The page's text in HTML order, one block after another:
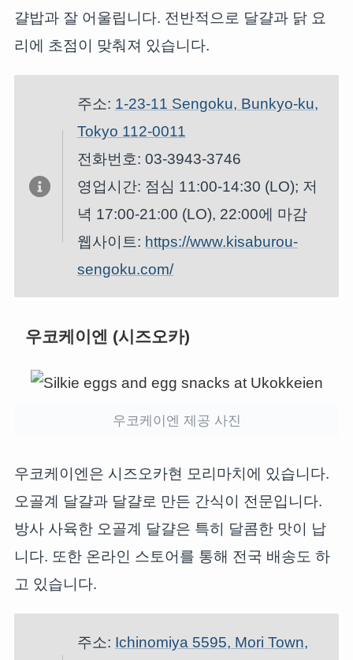
걀밥과 잘 어울립니다. 전반적으로 달걀과 닭 요
리에 초점이 맞춰져 있습니다.
주소: 1-23-11 Sengoku, Bunkyo-ku,
Tokyo 112-0011
전화번호: 03-3943-3746
영업시간: 점심 11:00-14:30 (LO); 저
녁 17:00-21:00 (LO), 22:00에 마감
웹사이트: https://www.kisaburou-
sengoku.com/
우코케이엔 (시즈오카)
우코케이엔 제공 사진
우코케이엔은 시즈오카현 모리마치에 있습니다.
오골계 달걀과 달걀로 만든 간식이 전문입니다.
방사 사육한 오골계 달걀은 특히 달콤한 맛이 납
니다. 또한 온라인 스토어를 통해 전국 배송도 하
고 있습니다.
주소: Ichinomiya 5595, Mori Town,